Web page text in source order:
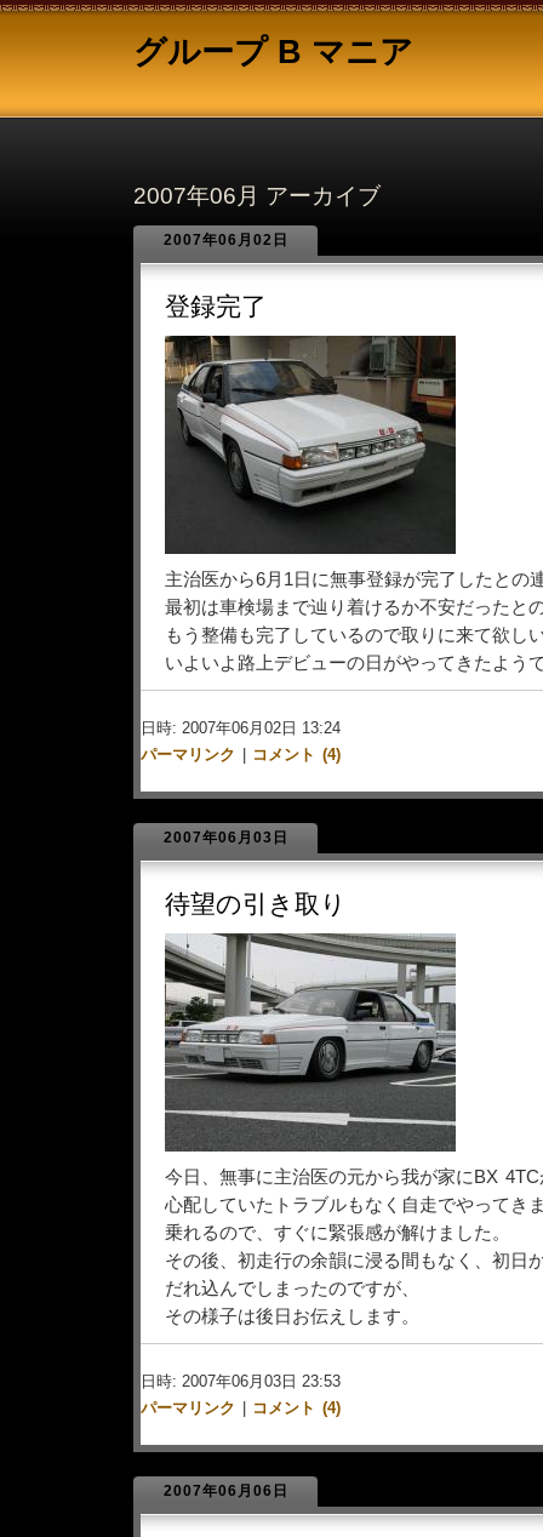
グループ B マニア
2007年06月 アーカイブ
2007年06月02日
登録完了
主治医から6月1日に無事登録が完了したとの
最初は車検場まで辿り着けるか不安だったと
もう整備も完了しているので取りに来て欲し
いよいよ路上デビューの日がやってきたよう
日時: 2007年06月02日 13:24
パーマリンク
コメント (4)
2007年06月03日
待望の引き取り
今日、無事に主治医の元から我が家にBX
心配していたトラブルもなく自走でやってき
乗れるので、すぐに緊張感が解けました。
その後、初走行の余韻に浸る間もなく、初日
だれ込んでしまったのですが、
その様子は後日お伝えします。
日時: 2007年06月03日 23:53
パーマリンク
コメント (4)
2007年06月06日